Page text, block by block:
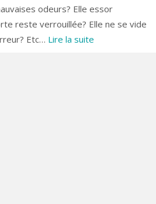
odeurs? Elle essor
reste verrouillée? Elle ne se vide
Etc… Lire la suite